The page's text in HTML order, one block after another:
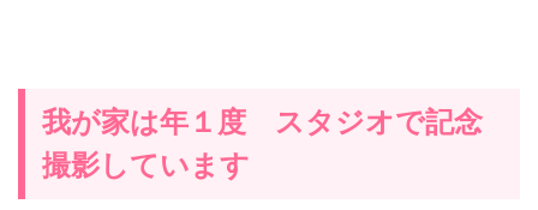
我が家は年１度 スタジオで記念
撮影しています